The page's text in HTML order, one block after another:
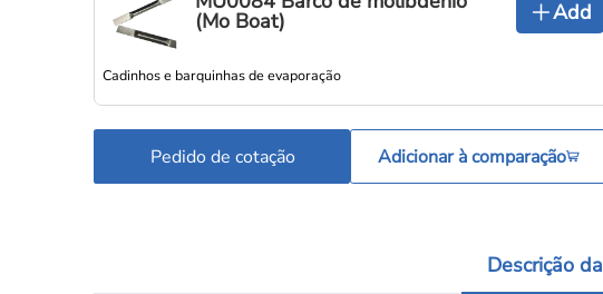
(Mo Boat) Add
Cadinhos e barquinhas de evaporação
Pedido de cotação Adicionar à comparação
Descrição da